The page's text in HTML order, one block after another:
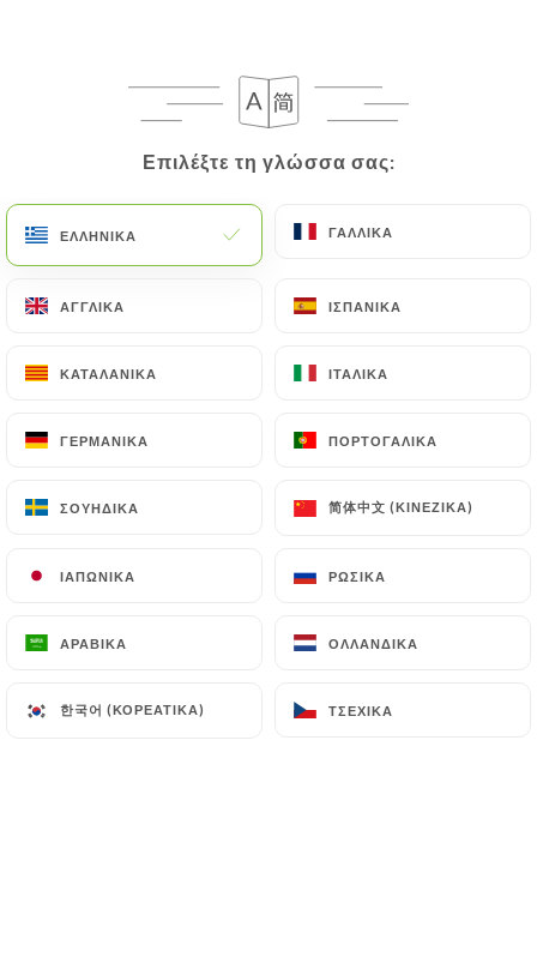
Επιλέξτε τη γλώσσα σας:
ΕΛΛΗΝΙΚΆ ΓΑΛΛΙΚΆ
ΑΓΓΛΙΚΆ ΙΣΠΑΝΙΚΆ
ΚΑΤΑΛΑΝΙΚΆ ΙΤΑΛΙΚΆ
ΓΕΡΜΑΝΙΚΆ ΠΟΡΤΟΓΑΛΙΚΆ
ΣΟΥΗΔΙΚΆ 简体中文 (ΚΙΝΈΖΙΚΑ)
ΙΑΠΩΝΙΚΆ ΡΩΣΙΚΆ
ΑΡΑΒΙΚΆ ΟΛΛΑΝΔΙΚΆ
한국어 (ΚΟΡΕΆΤΙΚΑ) ΤΣΈΧΙΚΑ
Επιλέξτε τη γλώσσα σας:
ΕΛΛΗΝΙΚΆ ΓΑΛΛΙΚΆ
ΑΓΓΛΙΚΆ ΙΣΠΑΝΙΚΆ
ΚΑΤΑΛΑΝΙΚΆ ΙΤΑΛΙΚΆ
ΓΕΡΜΑΝΙΚΆ ΠΟΡΤΟΓΑΛΙΚΆ
ΣΟΥΗΔΙΚΆ 简体中文 (ΚΙΝΈΖΙΚΑ)
ΙΑΠΩΝΙΚΆ ΡΩΣΙΚΆ
ΑΡΑΒΙΚΆ ΟΛΛΑΝΔΙΚΆ
한국어 (ΚΟΡΕΆΤΙΚΑ) ΤΣΈΧΙΚΑ